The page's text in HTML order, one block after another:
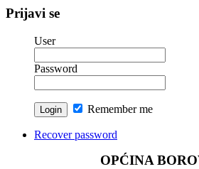
Prijavi se
User
Password
Remember me
Recover password
OPĆINA